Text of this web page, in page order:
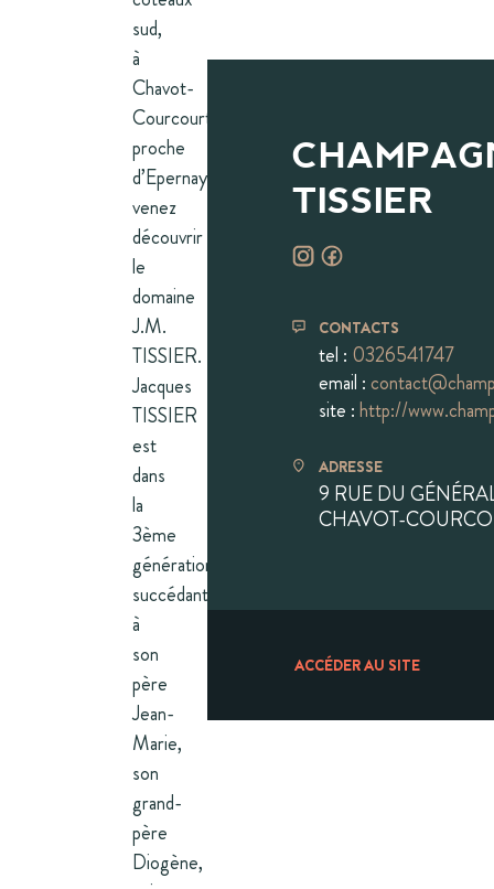
sud,
à
Chavot-
Courcourt
proche
d’Epernay,
venez
découvrir
le
domaine
J.M.
TISSIER.
Jacques
TISSIER
est
dans
la
3ème
génération,
succédant
à
son
père
Jean-
Marie,
son
grand-
père
Diogène,
TISSIER
CONTACTS
tel : 0326541747
email :
site :http://
ADRESSE
9 RUE DU
CHAVOT-
ACCÉDER AU SITE